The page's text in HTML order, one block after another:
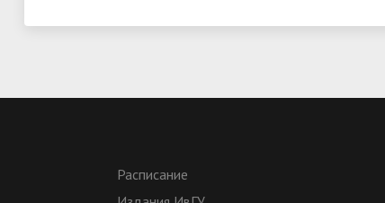
Расписание